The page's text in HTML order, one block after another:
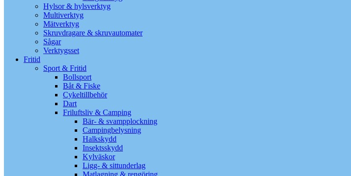
Hylsor & hylsverktyg
Multiverktyg
Mätverktyg
Skruvdragare & skruvautomater
Sågar
Verktygsset
Fritid
Sport & Fritid
Bollsport
Båt & Fiske
Cykeltillbehör
Dart
Friluftsliv & Camping
Bär- & svampplockning
Campingbelysning
Halkskydd
Insektsskydd
Kylväskor
Ligg- & sittunderlag
Matlagning & rengöring